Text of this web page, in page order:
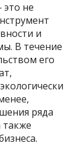
не
и
В течение
его
ряда
также